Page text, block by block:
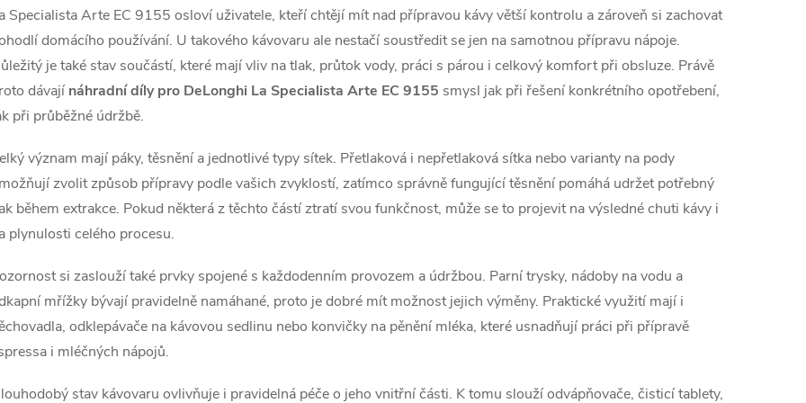
n
k
o
á
n
í
Specialista Arte EC 9155 osloví uživatele, kteří chtějí mít nad přípravou kávy větší kontrolu a zároveň si zachovat
domácího používání. U takového kávovaru ale nestačí soustředit se jen na samotnou přípravu nápoje.
je také stav součástí, které mají vliv na tlak, průtok vody, práci s párou i celkový komfort při obsluze. Právě
dávají náhradní díly pro DeLonghi La Specialista Arte EC 9155 smysl jak při řešení konkrétního opotřebení,
při průběžné údržbě.
význam mají páky, těsnění a jednotlivé typy sítek. Přetlaková i nepřetlaková sítka nebo varianty na pody
zvolit způsob přípravy podle vašich zvyklostí, zatímco správně fungující těsnění pomáhá udržet potřebný
během extrakce. Pokud některá z těchto částí ztratí svou funkčnost, může se to projevit na výsledné chuti kávy i
plynulosti celého procesu.
si zaslouží také prvky spojené s každodenním provozem a údržbou. Parní trysky, nádoby na vodu a
mřížky bývají pravidelně namáhané, proto je dobré mít možnost jejich výměny. Praktické využití mají i
odklepávače na kávovou sedlinu nebo konvičky na pěnění mléka, které usnadňují práci při přípravě
i mléčných nápojů.
stav kávovaru ovlivňuje i pravidelná péče o jeho vnitřní části. K tomu slouží odvápňovače, čisticí tablety,